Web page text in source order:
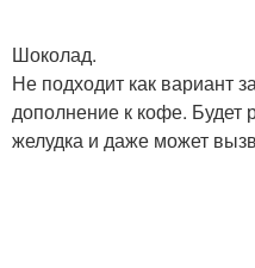
Шоколад.
Не подходит как вариант
дополнение к кофе. Будет
желудка и даже может